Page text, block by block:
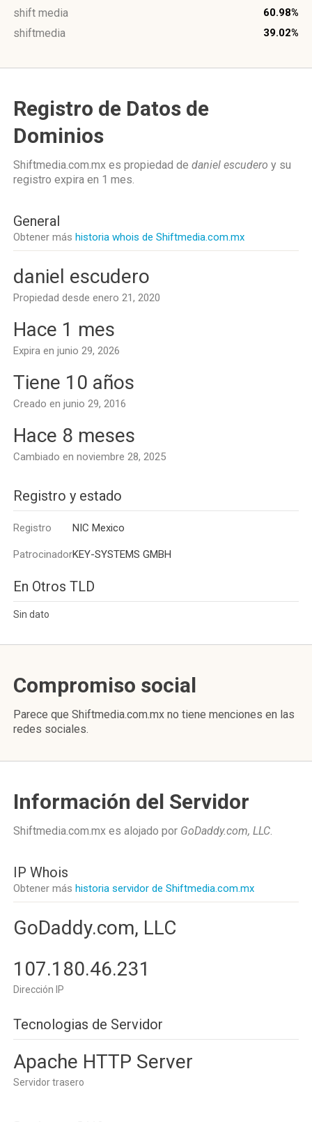
shift media 60.98%
shiftmedia 39.02%
Registro de Datos de
Dominios
Shiftmedia.com.mx es propiedad de daniel escudero y su
registro expira en 1 mes.
General
Obtener más historia whois de Shiftmedia.com.mx
daniel escudero
Propiedad desde enero 21, 2020
Hace 1 mes
Expira en junio 29, 2026
Tiene 10 años
Creado en junio 29, 2016
Hace 8 meses
Cambiado en noviembre 28, 2025
Registro y estado
Registro NIC Mexico
PatrocinadorKEY-SYSTEMS GMBH
En Otros TLD
Sin dato
Compromiso social
Parece que Shiftmedia.com.mx no tiene menciones en las
redes sociales.
Información del Servidor
Shiftmedia.com.mx es alojado por GoDaddy.com, LLC.
IP Whois
Obtener más historia servidor de Shiftmedia.com.mx
GoDaddy.com, LLC
107.180.46.231
Dirección IP
Tecnologias de Servidor
Apache HTTP Server
Servidor trasero